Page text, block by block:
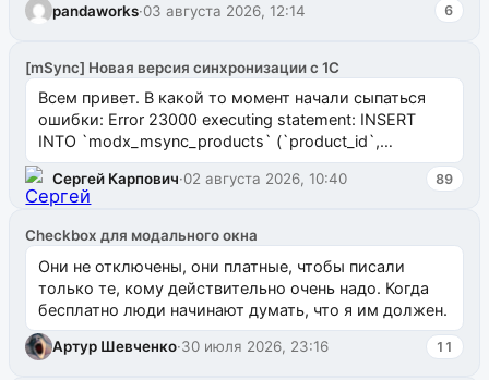
pandaworks·03 августа 2026, 12:14 6
[mSync] Новая версия синхронизации с 1С
Всем привет. В какой то момент начали сыпаться
ошибки: Error 23000 executing statement: INSERT
INTO `modx_msync_products` (`product_id`,
`uuid_1c`) VALUES ...
Сергей Карпович·02 августа 2026, 10:40 89
Checkbox для модального окна
Они не отключены, они платные, чтобы писали
только те, кому действительно очень надо. Когда
бесплатно люди начинают думать, что я им должен.
Артур Шевченко·30 июля 2026, 23:16 11